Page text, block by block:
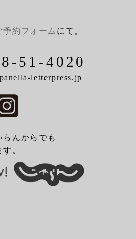
予約フォーム にて。
51-4020
letterpress.jp
んからでも
。